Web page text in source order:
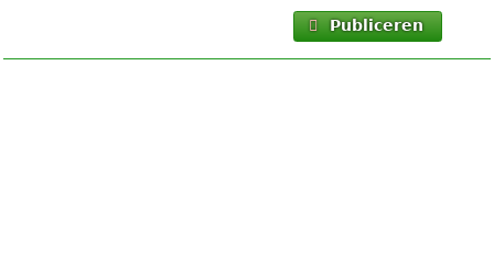
Publiceren